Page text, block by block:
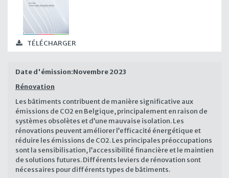
TÉLÉCHARGER
Date d'émission:Novembre 2023
Rénovation
Les bâtiments contribuent de manière significative aux
émissions de CO2 en Belgique, principalement en raison de
systèmes obsolètes et d’une mauvaise isolation. Les
rénovations peuvent améliorer l’efficacité énergétique et
réduire les émissions de CO2. Les principales préoccupations
sont la sensibilisation, l’accessibilité financière et le maintien
de solutions futures. Différents leviers de rénovation sont
nécessaires pour différents types de bâtiments.